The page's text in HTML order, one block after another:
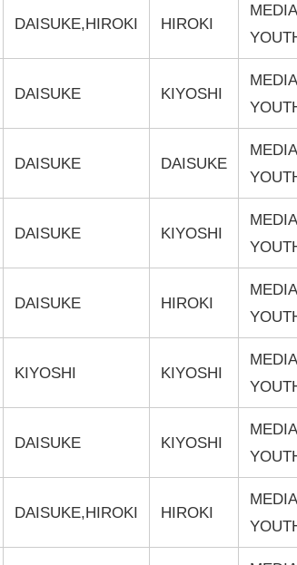
DAISUKE,HIROKI HIROKI
DAISUKE KIYOSHI
DAISUKE DAISUKE
DAISUKE KIYOSHI
DAISUKE HIROKI
KIYOSHI KIYOSHI
DAISUKE KIYOSHI
DAISUKE,HIROKI HIROKI